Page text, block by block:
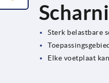
Sterk belastbare
Elke voetplaat